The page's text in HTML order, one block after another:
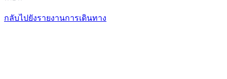
กลับไปยังรายงานการเดินทาง